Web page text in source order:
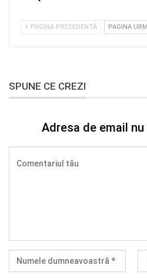
PAGINA PRECEDENTĂ PAGINA
SPUNE CE CREZI
Adresa de email